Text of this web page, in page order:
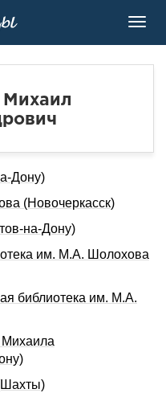
Дону)
(Новочеркасск)
на-Дону)
им. М.А. Шолохова
библиотека им. М.А.